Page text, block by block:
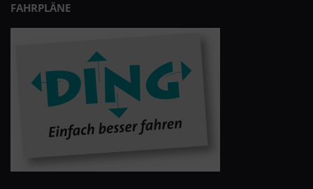
FAHRPLÄNE